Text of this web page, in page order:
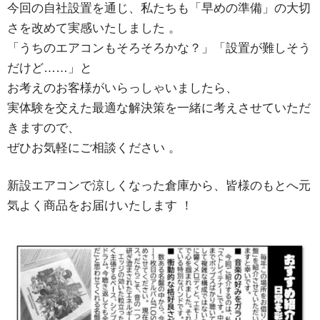
今回の自社設置を通じ、私たちも「早めの準備」の大切
さを改めて実感いたしました 。
「うちのエアコンもそろそろかな？」「設置が難しそう
だけど……」と
お考えのお客様がいらっしゃいましたら、
実体験を交えた最適な解決策を一緒に考えさせていただ
きますので、
ぜひお気軽にご相談ください 。
新設エアコンで涼しくなった倉庫から、皆様のもとへ元
気よく商品をお届けいたします
！